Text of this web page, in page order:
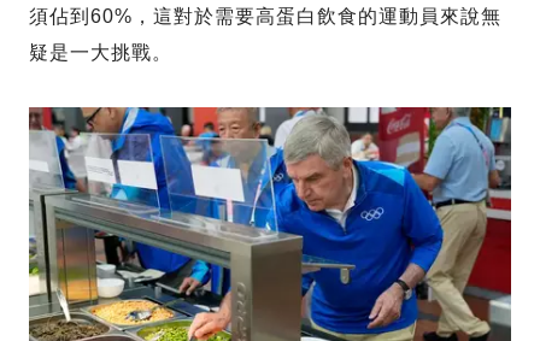
須佔到60%，這對於需要高蛋白飲食的運動員來說無
疑是一大挑戰。